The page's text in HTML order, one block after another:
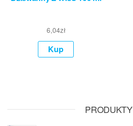
6,04zł
Kup
PRODUKTY